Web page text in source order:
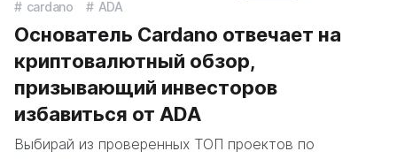
cardano ADA
Основатель Cardano отвечает на
криптовалютный обзор,
призывающий инвесторов
избавиться от ADA
Выбирай из проверенных ТОП проектов по